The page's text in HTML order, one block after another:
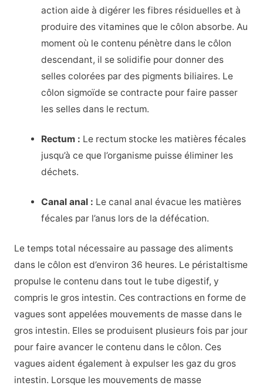
action aide à digérer les fibres résiduelles et à
produire des vitamines que le côlon absorbe. Au
moment où le contenu pénètre dans le côlon
descendant, il se solidifie pour donner des
selles colorées par des pigments biliaires. Le
côlon sigmoïde se contracte pour faire passer
les selles dans le rectum.
Rectum : Le rectum stocke les matières fécales
jusqu’à ce que l’organisme puisse éliminer les
déchets.
Canal anal : Le canal anal évacue les matières
fécales par l’anus lors de la défécation.
Le temps total nécessaire au passage des aliments
dans le côlon est d’environ 36 heures. Le péristaltisme
propulse le contenu dans tout le tube digestif, y
compris le gros intestin. Ces contractions en forme de
vagues sont appelées mouvements de masse dans le
gros intestin. Elles se produisent plusieurs fois par jour
pour faire avancer le contenu dans le côlon. Ces
vagues aident également à expulser les gaz du gros
intestin. Lorsque les mouvements de masse